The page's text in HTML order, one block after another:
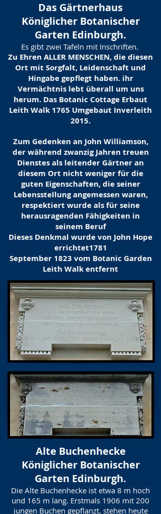
Das Gärtnerhaus
Königlicher Botanischer
Garten Edinburgh.
Es gibt zwei Tafeln mit Inschriften.
Zu Ehren ALLER MENSCHEN, die diesen
Ort mit Sorgfalt, Leidenschaft und
Hingabe gepflegt haben. ihr
Vermächtnis lebt überall um uns
herum. Das Botanic Cottage Erbaut
Leith Walk 1765 Umgebaut Inverleith
2015.
Zum Gedenken an John Williamson,
der während zwanzig Jahren treuen
Dienstes als leitender Gärtner an
diesem Ort nicht weniger für die
guten Eigenschaften, die seiner
Lebensstellung angemessen waren,
respektiert wurde als für seine
herausragenden Fähigkeiten in
seinem Beruf
Dieses Denkmal wurde von John Hope
errichtet1781
September 1823 vom Botanic Garden
Leith Walk entfernt
Alte Buchenhecke
Königlicher Botanischer
Garten Edinburgh.
Die Alte Buchenhecke ist etwa 8 m hoch
und 165 m lang. Erstmals 1906 mit 200
jungen Buchen gepflanzt, stehen heute